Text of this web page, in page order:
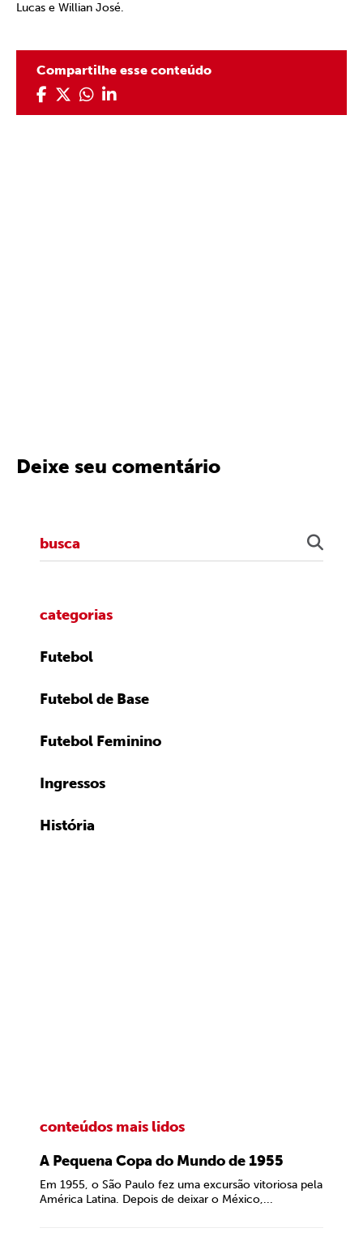
Lucas e Willian José.
Compartilhe esse conteúdo
Deixe seu comentário
categorias
Futebol
Futebol de Base
Futebol Feminino
Ingressos
História
conteúdos mais lidos
A Pequena Copa do Mundo de 1955
Em 1955, o São Paulo fez uma excursão vitoriosa pela
América Latina. Depois de deixar o México,...